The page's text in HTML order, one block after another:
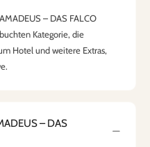
– DAS FALCO
Kategorie, die
Hotel und weitere Extras,
– DAS